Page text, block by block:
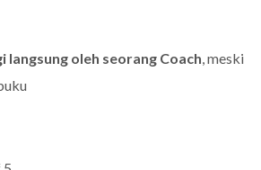
langsung oleh seorang Coach, meski